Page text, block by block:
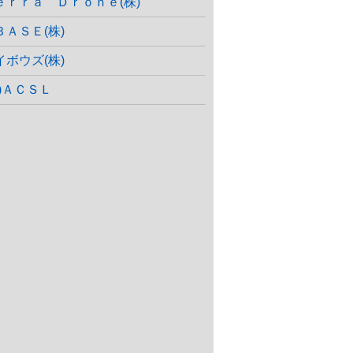
ＡＳＥ(株)
ボウズ(株)
ＣＳＬ